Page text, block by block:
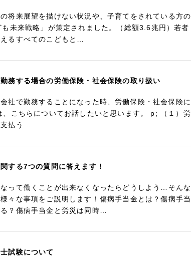
将来展望を描けない状況や、子育てをされている方
未来戦略」が策定されました。（総額3.6兆円）若
るすべてのこどもと…
務する場合の労働保険・社会保険の取り扱い
社で勤務することになった時、労働保険・社会保険
、こちらについてお話したいと思います。 p; （１）
支払う…
する7つの質問に答えます！
って働くことが出来なくなったらどうしよう…そん
々な事項をご説明します！傷病手当金とは？傷病手
？傷病手当金と労災は同時…
試験について